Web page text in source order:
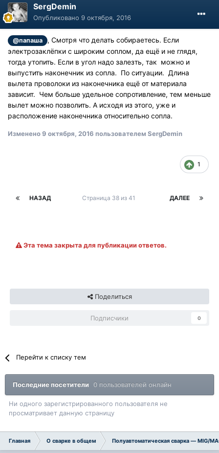
SergDemin
Опубликовано 9 октября, 2016
@папаша
, Смотря что делать собираетесь. Если
электрозаклёпки с широким соплом, да ещё и не глядя,
тогда утопить. Если в угол надо залезть, так можно и
выпустить наконечник из сопла. По ситуации. Длина
вылета проволоки из наконечника ещё от материала
зависит. Чем больше удельное сопротивление, тем меньше
вылет можно позволить. А исходя из этого, уже и
расположение наконечника относительно сопла.
Изменено9 октября, 2016 пользователем SergDemin
1
НАЗАД ДАЛЕЕ
Страница 38 из 41
Эта тема закрыта для публикации ответов.
Поделиться
Подписчики 0
Перейти к списку тем
Последние посетители 0 пользователей онлайн
Ни одного зарегистрированного пользователя не
просматривает данную страницу
Главная О сварке в общем Полуавтоматическая сварка — MIG/